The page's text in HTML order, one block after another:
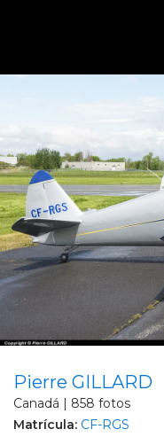
Pierre GILLARD
Canadá | 858 fotos
Matrícula: CF-RGS